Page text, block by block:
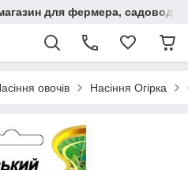
для фермера,
овочів Насіння Огірка